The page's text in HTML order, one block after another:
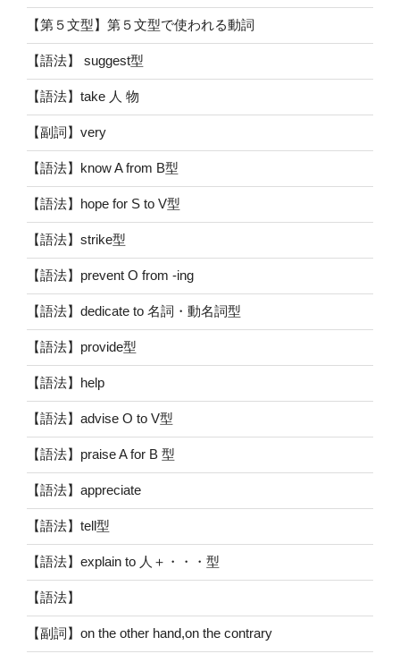
【第５文型】第５文型で使われる動詞
【語法】 suggest型
【語法】take 人 物
【副詞】very
【語法】know A from B型
【語法】hope for S to V型
【語法】strike型
【語法】prevent O from -ing
【語法】dedicate to 名詞・動名詞型
【語法】provide型
【語法】help
【語法】advise O to V型
【語法】praise A for B 型
【語法】appreciate
【語法】tell型
【語法】explain to 人＋・・・型
【語法】
【副詞】on the other hand,on the contrary